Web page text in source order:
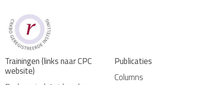
Trainingen (links naar CPC
website)
Publicaties
Columns